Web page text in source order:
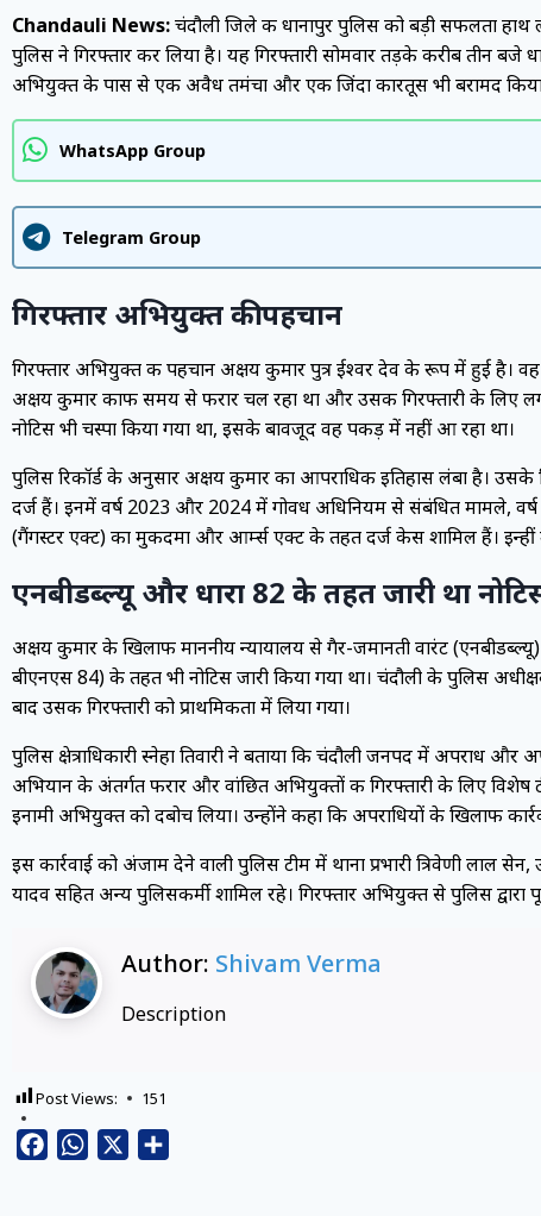
Chandauli News:चंदौली जिले की धानापुर पुलिस को बड़ी सफलता
पुलिस ने गिरफ्तार कर लिया है। यह गिरफ्तारी सोमवार तड़के करीब तीन बजे
अभियुक्त के पास से एक अवैध तमंचा और एक जिंदा कारतूस भी बरामद
WhatsApp Group
Telegram Group
गिरफ्तार अभियुक्त की पहचान
गिरफ्तार अभियुक्त की पहचान अक्षय कुमार पुत्र ईश्वर देव के रूप में हुई है।
अक्षय कुमार काफी समय से फरार चल रहा था और उसकी गिरफ्तारी के लिए
नोटिस भी चस्पा किया गया था, इसके बावजूद वह पकड़ में नहीं आ रहा था।
पुलिस रिकॉर्ड के अनुसार अक्षय कुमार का आपराधिक इतिहास लंबा है।
दर्ज हैं। इनमें वर्ष 2023 और 2024 में गोवध अधिनियम से संबंधित मामले, वर्ष
(गैंगस्टर एक्ट) का मुकदमा और आर्म्स एक्ट के तहत दर्ज केस शामिल हैं। इन्हीं
एनबीडब्ल्यू और धारा 82 के तहत जारी था
अक्षय कुमार के खिलाफ माननीय न्यायालय से गैर-जमानती वारंट
बीएनएस 84) के तहत भी नोटिस जारी किया गया था। चंदौली के पुलिस
बाद उसकी गिरफ्तारी को प्राथमिकता में लिया गया।
पुलिस क्षेत्राधिकारी स्नेहा तिवारी ने बताया कि चंदौली जनपद में अपराध
अभियान के अंतर्गत फरार और वांछित अभियुक्तों की गिरफ्तारी के लिए
इनामी अभियुक्त को दबोच लिया। उन्होंने कहा कि अपराधियों के खिलाफ
इस कार्रवाई को अंजाम देने वाली पुलिस टीम में थाना प्रभारी त्रिवेणी लाल
यादव सहित अन्य पुलिसकर्मी शामिल रहे। गिरफ्तार अभियुक्त से पुलिस द्वारा
Author: Shivam Verma
Description
Post Views: 151
FacebookWhatsApp